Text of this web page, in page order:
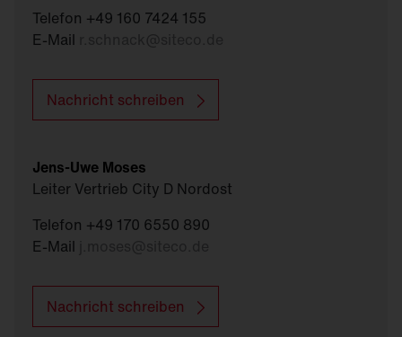
Telefon +49 160 7424 155
E-Mail
Nachricht schreiben
Jens-Uwe Moses
Leiter Vertrieb City D Nordost
Telefon +49 170 6550 890
E-Mail
Nachricht schreiben